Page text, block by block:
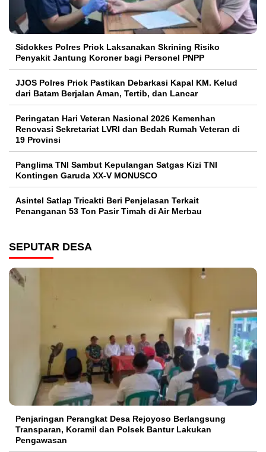
Sidokkes Polres Priok Laksanakan Skrining Risiko
Penyakit Jantung Koroner bagi Personel PNPP
JJOS Polres Priok Pastikan Debarkasi Kapal KM. Kelud
dari Batam Berjalan Aman, Tertib, dan Lancar
Peringatan Hari Veteran Nasional 2026 Kemenhan
Renovasi Sekretariat LVRI dan Bedah Rumah Veteran di
19 Provinsi
Panglima TNI Sambut Kepulangan Satgas Kizi TNI
Kontingen Garuda XX-V MONUSCO
Asintel Satlap Tricakti Beri Penjelasan Terkait
Penanganan 53 Ton Pasir Timah di Air Merbau
SEPUTAR DESA
Penjaringan Perangkat Desa Rejoyoso Berlangsung
Transparan, Koramil dan Polsek Bantur Lakukan
Pengawasan